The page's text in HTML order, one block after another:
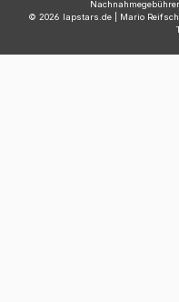
© 2026 lapstars.de | Mario